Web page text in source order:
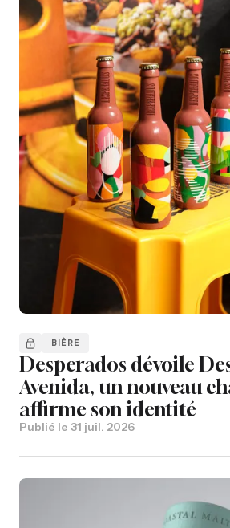
BIÈRE
Desperados dévoile
Avenida, un nouveau
affirme son identité
Publié le 31 juil. 2026